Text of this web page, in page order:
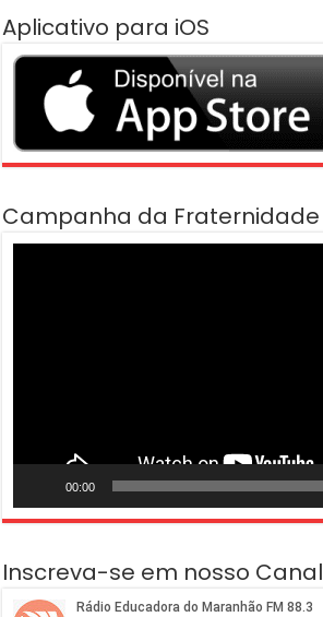
Aplicativo para iOS
Campanha da Fraternidade
00:00
Inscreva-se em nosso Canal